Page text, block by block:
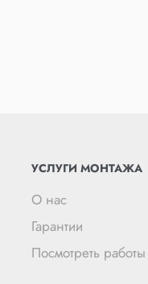
УСЛУГИ МОНТАЖА
О нас
Гарантии
Посмотреть работы